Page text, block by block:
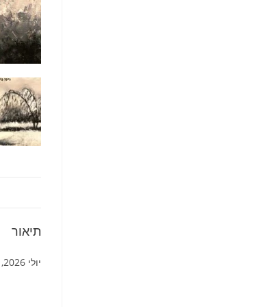
תיאור
יולי 2026, 93 עמ’, כריכה רכה.